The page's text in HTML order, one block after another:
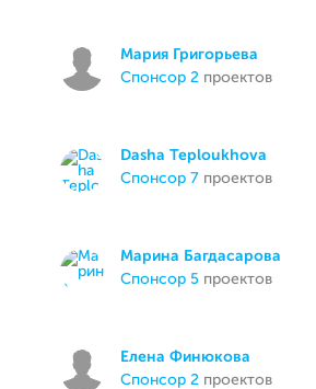
Мария Григорьева
спонсор 2 проектов
Dasha Teploukhova
спонсор 7 проектов
Марина Багдасарова
спонсор 5 проектов
Елена Финюкова
спонсор 2 проектов